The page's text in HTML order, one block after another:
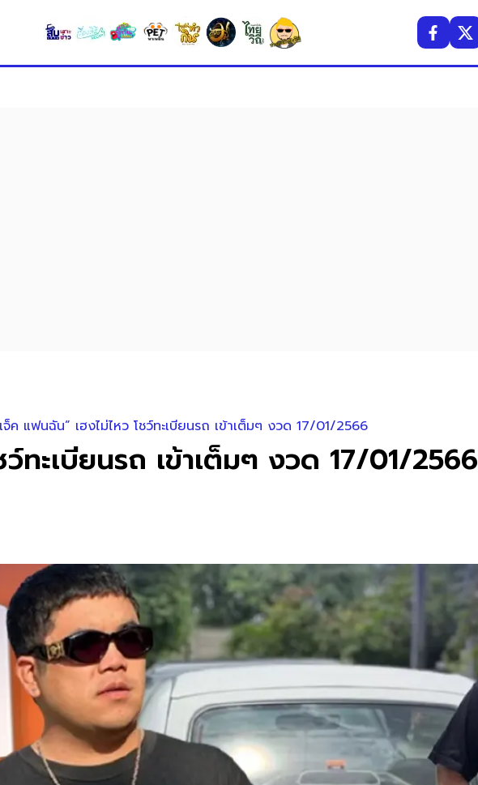
จ็ค แฟนฉัน” เฮงไม่ไหว โชว์ทะเบียนรถ เข้าเต็มๆ งวด 17/01/2566
ทะเบียนรถ เข้าเต็มๆ งวด 17/01/2566